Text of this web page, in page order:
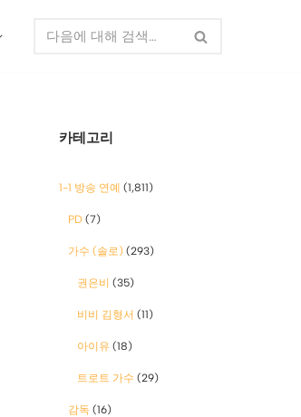
카테고리
1-1 방송 연예 (1,811)
PD (7)
가수 (솔로) (293)
권은비 (35)
비비 김형서 (11)
아이유 (18)
트로트 가수 (29)
감독 (16)